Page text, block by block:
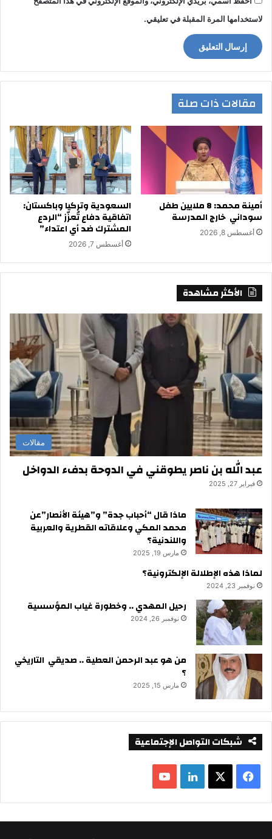
لاستخدامها المرة المقبلة في تعليقي.
مقالات ذات صلة
أمينة محمد: 8 ملايين طفل
سوداني خارج المدرسة
أغسطس 8, 2026
السعودية وتركيا وباكستان:
اتفاقية دفاع تُعزّز “الردع
المشترك ضد أي اعتداء”
أغسطس 7, 2026
الأكثر مشاهدة
مقالات
عبد الله بن ناصر يطوقني في الدوحة بدفء الدواخل
فبراير 27, 2025
ماذا قال “أحباب جدة” و”هيئة الأنصار”عن
محمد المكي وعلاقاته القطرية والعربية
واللندنية؟
مارس 19, 2025
لماذا هذه الإطلالة الإلكترونية؟
نوفمبر 23, 2024
رحيل المهدي .. وخطورة غياب المؤسسية
نوفمبر 26, 2024
من هو عبد الرحمن العطية .. صديقي التاريخي
؟
مارس 15, 2025
شبكات التواصل الإجتماعية
ي
س
X
ي
ن
Y
o